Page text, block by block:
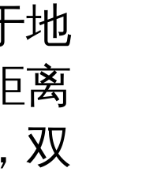
地
离
双